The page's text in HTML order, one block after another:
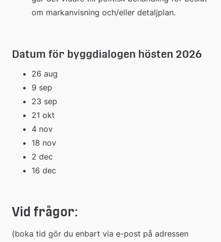
om markanvisning och/eller detaljplan.
Datum för byggdialogen hösten 2026
26 aug
9 sep
23 sep
21 okt
4 nov
18 nov
2 dec
16 dec
Vid frågor: